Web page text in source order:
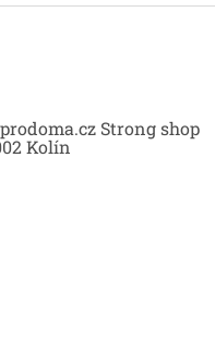
Strong shop
Kolín